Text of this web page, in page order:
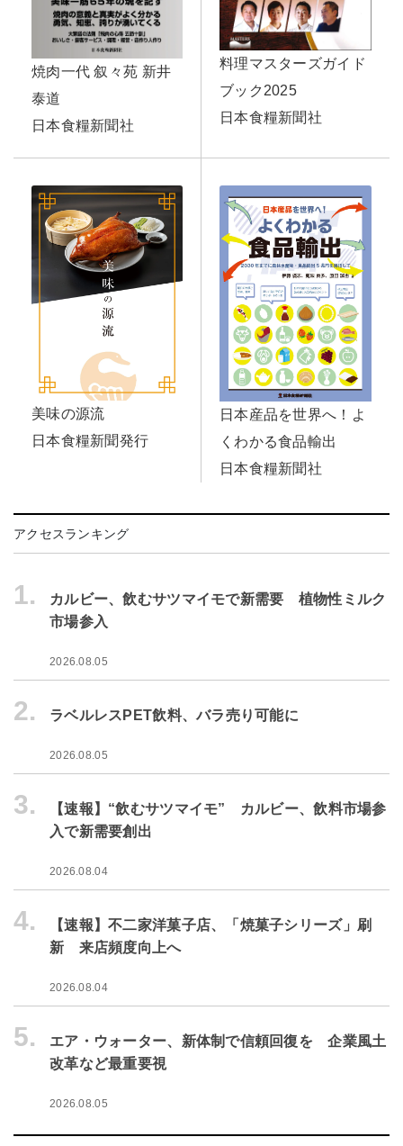
焼肉一代 叙々苑 新井
泰道
日本食糧新聞社
料理マスターズガイド
ブック2025
日本食糧新聞社
美味の源流
日本食糧新聞発行
日本産品を世界へ！よ
くわかる食品輸出
日本食糧新聞社
アクセスランキング
1.
カルビー、飲むサツマイモで新需要 植物性ミルク
市場参入
2026.08.05
2. ラベルレスPET飲料、バラ売り可能に
2026.08.05
3.
【速報】“飲むサツマイモ” カルビー、飲料市場参
入で新需要創出
2026.08.04
4.
【速報】不二家洋菓子店、「焼菓子シリーズ」刷
新 来店頻度向上へ
2026.08.04
5.
エア・ウォーター、新体制で信頼回復を 企業風土
改革など最重要視
2026.08.05